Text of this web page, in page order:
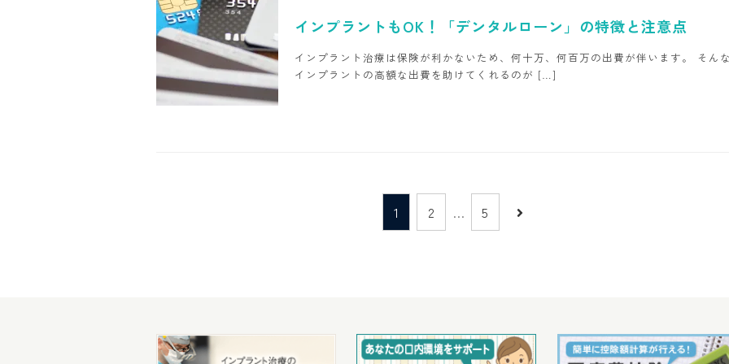
インプラントもOK！「デンタルローン」の特徴と注意点
インプラント治療は保険が利かないため、何十万、何百万の出費が伴います。 そん
インプラントの高額な出費を助けてくれるのが […]
1 2 … 5